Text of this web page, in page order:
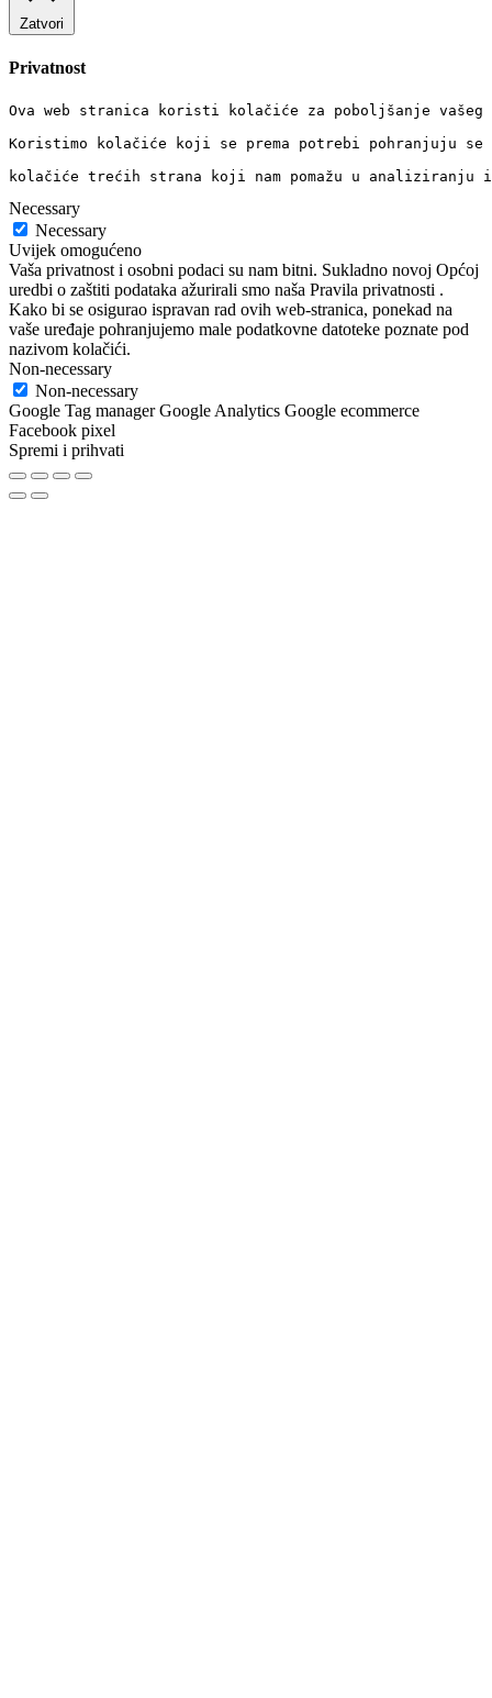
Zatvori
Privatnost
Ova web stranica koristi kolačiće za poboljšanje
Koristimo kolačiće koji se prema potrebi pohranjuju
kolačiće trećih strana koji nam pomažu u
Necessary
Necessary
Uvijek omogućeno
Vaša privatnost i osobni podaci su nam bitni. Sukladno novoj Općoj
uredbi o zaštiti podataka ažurirali smo naša Pravila privatnosti .
Kako bi se osigurao ispravan rad ovih web-stranica, ponekad na
vaše uređaje pohranjujemo male podatkovne datoteke poznate pod
nazivom kolačići.
Non-necessary
Non-necessary
Google Tag manager Google Analytics Google ecommerce
Facebook pixel
Spremi i prihvati